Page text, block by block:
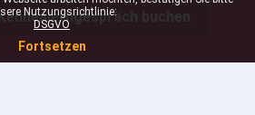
buchen
Nutzungsrichtlinie:
DSGVO
Fortsetzen